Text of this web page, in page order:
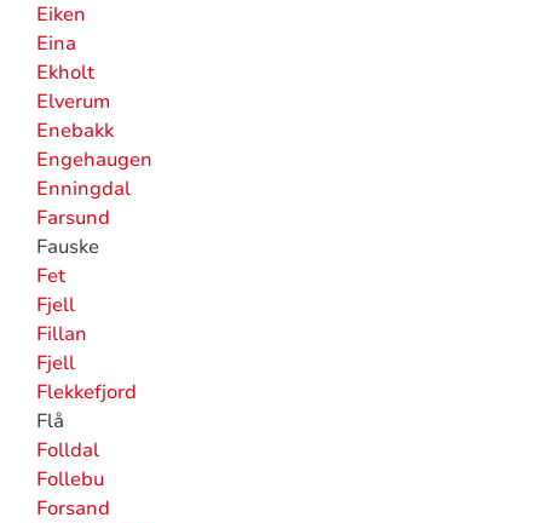
Eiken
Eina
Ekholt
Elverum
Enebakk
Engehaugen
Enningdal
Farsund
Fauske
Fet
Fjell
Fillan
Fjell
Flekkefjord
Flå
Folldal
Follebu
Forsand